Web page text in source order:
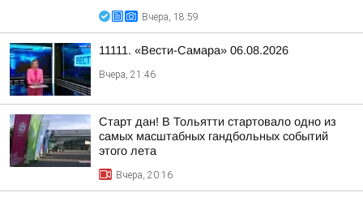
Вчера, 18:59
11111. «Вести-Самара» 06.08.2026
Вчера, 21:46
Старт дан! В Тольятти стартовало одно из
самых масштабных гандбольных событий
этого лета
Вчера, 20:16